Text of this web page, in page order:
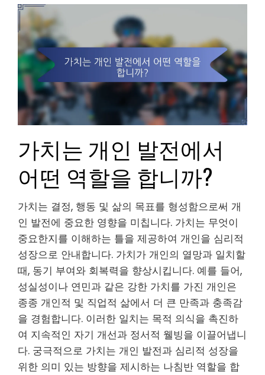
가치는 개인 발전에서
어떤 역할을 합니까?
가치는 결정, 행동 및 삶의 목표를 형성함으로써 개
인 발전에 중요한 영향을 미칩니다. 가치는 무엇이
중요한지를 이해하는 틀을 제공하여 개인을 심리적
성장으로 안내합니다. 가치가 개인의 열망과 일치할
때, 동기 부여와 회복력을 향상시킵니다. 예를 들어,
성실성이나 연민과 같은 강한 가치를 가진 개인은
종종 개인적 및 직업적 삶에서 더 큰 만족과 충족감
을 경험합니다. 이러한 일치는 목적 의식을 촉진하
여 지속적인 자기 개선과 정서적 웰빙을 이끌어냅니
다. 궁극적으로 가치는 개인 발전과 심리적 성장을
위한 의미 있는 방향을 제시하는 나침반 역할을 합